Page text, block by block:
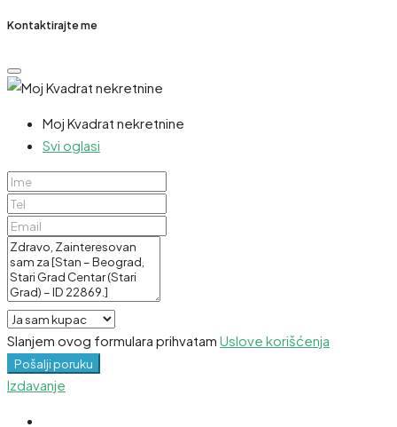
Kontaktirajte me
Moj Kvadrat nekretnine
Svi oglasi
Slanjem ovog formulara prihvatam Uslove korišćenja
Pošalji poruku
Izdavanje